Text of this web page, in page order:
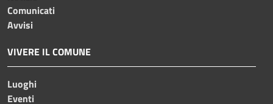
Comunicati
Avvisi
VIVERE IL COMUNE
Luoghi
Eventi